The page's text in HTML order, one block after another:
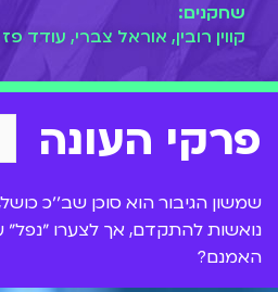
בעונה הראשונה של שמשון
אינספור רגעים מצחיקים,
גדעון, ושמשון הדביל בראשם,
לצפייה ישירה רק ב-BIGI.
שחקנים:
קווין רובין, אוראל צברי, עודד
פרקי העונה
נואשות להתקדם, אך לצערו ״נפל״
האמנם?